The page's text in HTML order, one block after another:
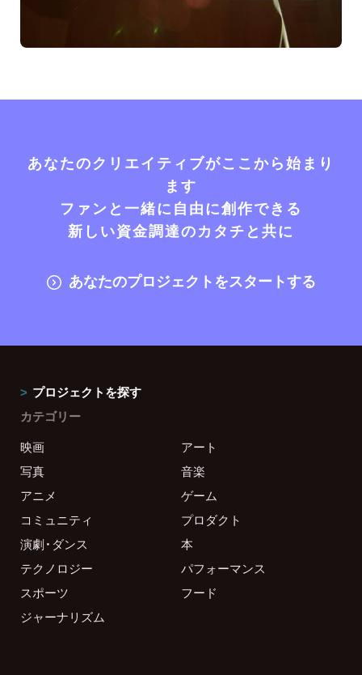
あなたのクリエイティブがここから始まり
ます
ファンと一緒に自由に創作できる
新しい資金調達のカタチと共に
あなたのプロジェクトをスタートする
プロジェクトを探す
カテゴリー
映画
アート
写真
音楽
アニメ
ゲーム
コミュニティ
プロダクト
演劇・ダンス
本
テクノロジー
パフォーマンス
スポーツ
フード
ジャーナリズム